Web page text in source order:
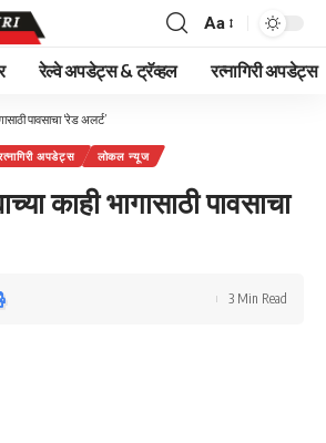
Font
Resizer
Aa
रेल्वे अपडेट्स & ट्रॅव्हल रत्नागिरी अपडेट्स
पावसाचा ‘रेड अलर्ट’
अपडेट्स लोकल न्यूज
काही भागासाठी पावसाचा
3 Min Read